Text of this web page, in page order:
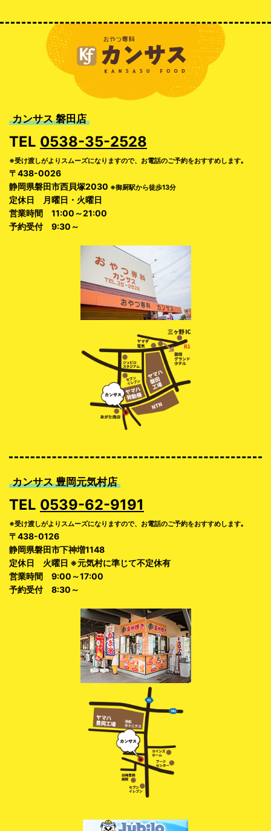
カンサス 磐田店
TEL 0538-35-2528
※受け渡しがよりスムーズになりますので、お電話のご予約をおすすめします｡
〒438-0026
静岡県磐田市西貝塚2030 ※御厨駅から徒歩13分
定休日 月曜日・火曜日
営業時間 11:00～21:00
予約受付 9:30～
カンサス 豊岡元気村店
TEL 0539-62-9191
※受け渡しがよりスムーズになりますので、お電話のご予約をおすすめします｡
〒438-0126
静岡県磐田市下神増1148
定休日 火曜日 ※元気村に準じて不定休有
営業時間 9:00～17:00
予約受付 8:30～